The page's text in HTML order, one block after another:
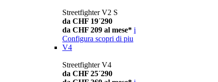
Streetfighter V2 S
da CHF 19´290
da CHF 209 al mese* i
Configura scopri di piu
V4
Streetfighter V4
da CHF 25´290